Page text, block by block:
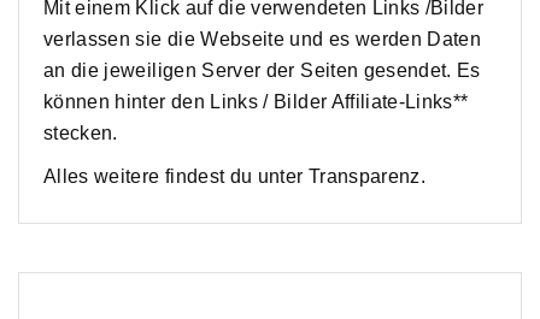
Mit einem Klick auf die verwendeten Links /Bilder
verlassen sie die Webseite und es werden Daten
an die jeweiligen Server der Seiten gesendet. Es
können hinter den Links / Bilder Affiliate-Links**
stecken.
Alles weitere findest du unter Transparenz.